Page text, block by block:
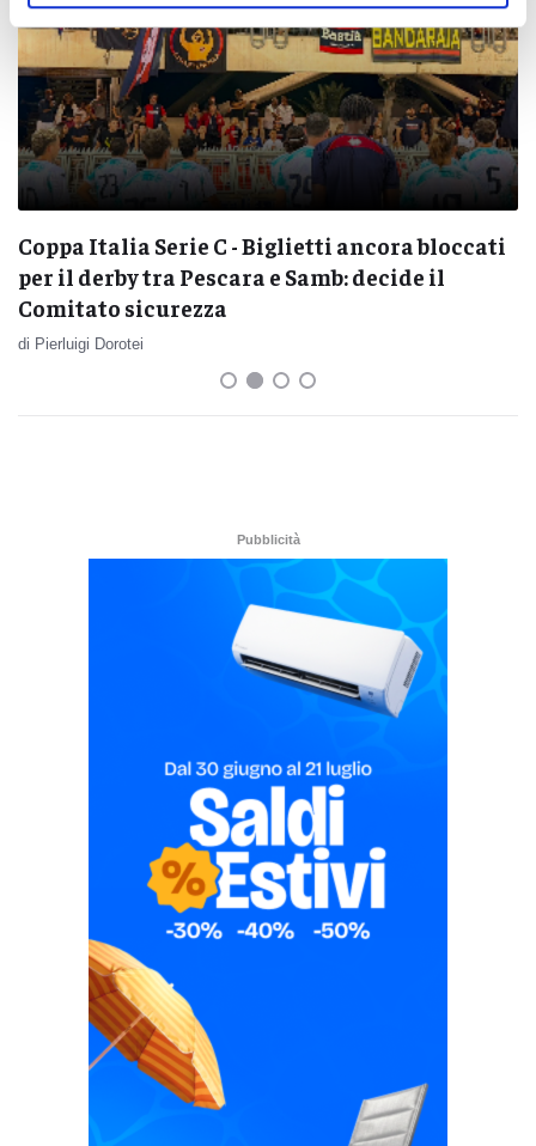
Coppa Italia Serie C - Biglietti ancora bloccati
per il derby tra Pescara e Samb: decide il
Comitato sicurezza
di Pierluigi Dorotei
Pubblicità